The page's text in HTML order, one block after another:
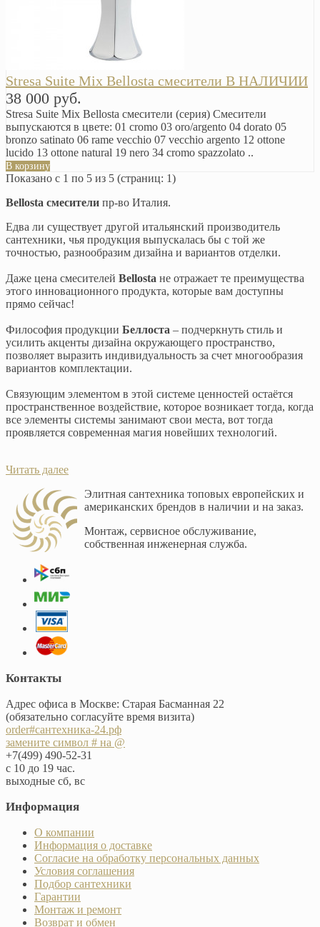
Stresa Suite Mix Bellosta смесители В НАЛИЧИИ
38 000 руб.
Stresa Suite Mix Bellosta смесители (серия) Смесители
выпускаются в цвете: 01 cromo 03 oro/argento 04 dorato 05
bronzo satinato 06 rame vecchio 07 vecchio argento 12 ottone
lucido 13 ottone natural 19 nero 34 cromo spazzolato ..
В корзину
Показано с 1 по 5 из 5 (страниц: 1)
Bellosta смесители пр-во Италия.
Едва ли существует другой итальянский производитель
сантехники, чья продукция выпускалась бы с той же
точностью, разнообразим дизайна и вариантов отделки.
Даже цена смесителей Bellosta не отражает те преимущества
этого инновационного продукта, которые вам доступны
прямо сейчас!
Философия продукции Беллоста – подчеркнуть стиль и
усилить акценты дизайна окружающего пространство,
позволяет выразить индивидуальность за счет многообразия
вариантов комплектации.
Связующим элементом в этой системе ценностей остаётся
пространственное воздействие, которое возникает тогда, когда
все элементы системы занимают свои места, вот тогда
проявляется современная магия новейших технологий.
Читать далее
Элитная сантехника топовых европейских и
американских брендов в наличии и на заказ.
Монтаж, сервисное обслуживание,
собственная инженерная служба.
Контакты
Адрес офиса в Москве: Старая Басманная 22
(обязательно согласуйте время визита)
order#сантехника-24.рф
замените символ # на @
+7(499) 490-52-31
с 10 до 19 час.
выходные сб, вс
Информация
О компании
Информация о доставке
Согласие на обработку персональных данных
Условия соглашения
Подбор сантехники
Гарантии
Монтаж и ремонт
Возврат и обмен